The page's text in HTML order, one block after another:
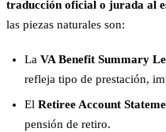
traducción oficial o jurada al
las piezas naturales son:
La VA Benefit Summary
refleja tipo de prestación,
El Retiree Account
pensión de retiro.